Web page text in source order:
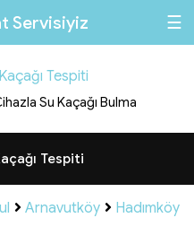
Servisiyiz ☰
Tespiti
Su Kaçağı Bulma
Tespiti
Arnavutköy Hadımköy